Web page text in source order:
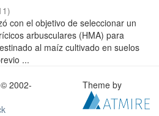
)
con el objetivo de seleccionar un
arbusculares (HMA) para
al maíz cultivado en suelos
...
2002-
Theme by